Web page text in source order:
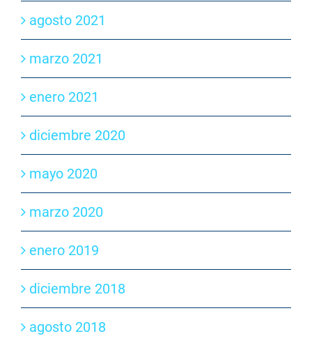
agosto 2021
marzo 2021
enero 2021
diciembre 2020
mayo 2020
marzo 2020
enero 2019
diciembre 2018
agosto 2018